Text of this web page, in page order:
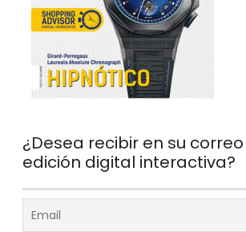
¿Desea recibir en su
edición digital interactiva?